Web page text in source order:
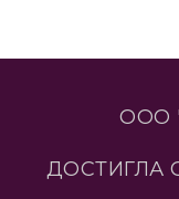
ООО
ДОСТИГЛА